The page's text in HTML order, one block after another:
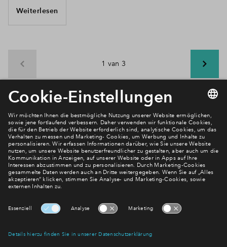
Weiterlesen
1 van 3
Newsletter Anmeldung
Verpassen Sie zu diesem Wohnprojekt keine Neuigkeiten
mehr! Wir halten Sie auf dem Laufenden – mit unserem
regelmäßig erscheinenden Newsletter informieren wir Sie
über den Stand dieses und weiterer Neubauprojekte.
E-Mail-Adresse
Abonnieren